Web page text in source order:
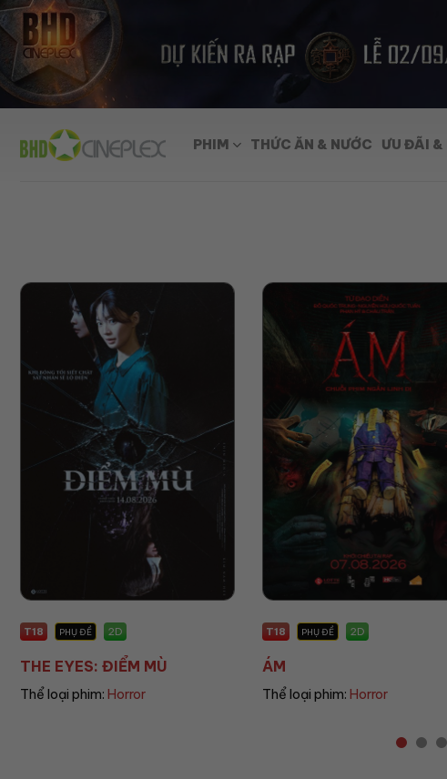
Skip
to
content
PHIM THỨC ĂN & NƯỚC ƯU ĐÃI &
T18 PHỤ ĐỀ 2D
ÁM
Thể loại phim:Horror
P PHỤ ĐỀ 2D
UMAMUSUME: PRETT...
Thể loại phim:Animation